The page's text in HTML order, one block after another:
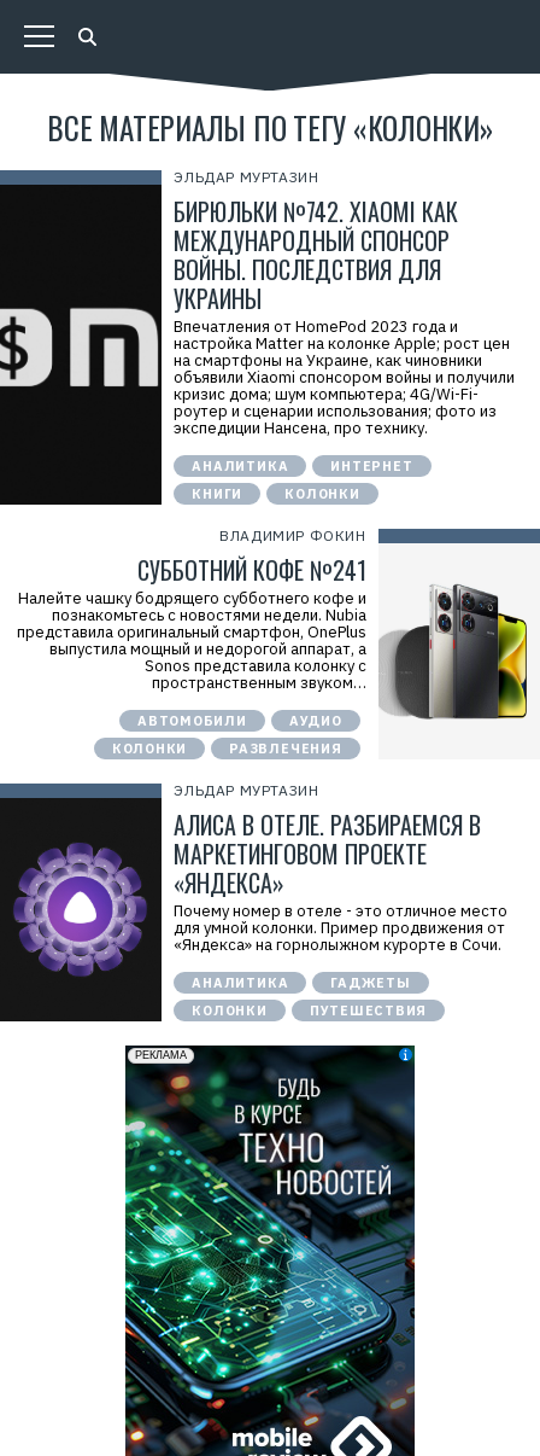
ВСЕ МАТЕРИАЛЫ ПО ТЕГУ «КОЛОНКИ»
ЭЛЬДАР МУРТАЗИН
БИРЮЛЬКИ №742. XIAOMI КАК
МЕЖДУНАРОДНЫЙ СПОНСОР
ВОЙНЫ. ПОСЛЕДСТВИЯ ДЛЯ
УКРАИНЫ
Впечатления от HomePod 2023 года и
настройка Matter на колонке Apple; рост цен
на смартфоны на Украине, как чиновники
объявили Xiaomi спонсором войны и получили
кризис дома; шум компьютера; 4G/Wi-Fi-
роутер и сценарии использования; фото из
экспедиции Нансена, про технику.
АНАЛИТИКА
ИНТЕРНЕТ
КНИГИ
КОЛОНКИ
ВЛАДИМИР ФОКИН
СУББОТНИЙ КОФЕ №241
Налейте чашку бодрящего субботнего кофе и
познакомьтесь с новостями недели. Nubia
представила оригинальный смартфон, OnePlus
выпустила мощный и недорогой аппарат, а
Sonos представила колонку с
пространственным звуком…
АВТОМОБИЛИ
АУДИО
КОЛОНКИ
РАЗВЛЕЧЕНИЯ
ЭЛЬДАР МУРТАЗИН
АЛИСА В ОТЕЛЕ. РАЗБИРАЕМСЯ В
МАРКЕТИНГОВОМ ПРОЕКТЕ
«ЯНДЕКСА»
Почему номер в отеле - это отличное место
для умной колонки. Пример продвижения от
«Яндекса» на горнолыжном курорте в Сочи.
АНАЛИТИКА
ГАДЖЕТЫ
КОЛОНКИ
ПУТЕШЕСТВИЯ